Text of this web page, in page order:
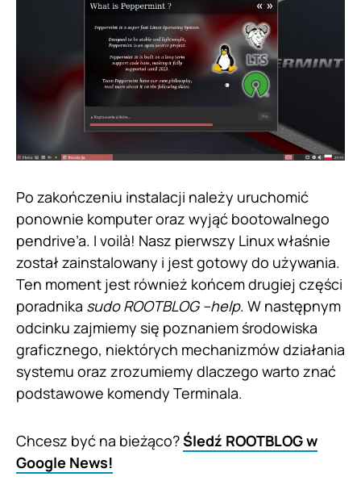
Po zakończeniu instalacji należy uruchomić
ponownie komputer oraz wyjąć bootowalnego
pendrive’a. I voilà! Nasz pierwszy Linux właśnie
został zainstalowany i jest gotowy do używania.
Ten moment jest również końcem drugiej części
poradnika sudo ROOTBLOG –help. W następnym
odcinku zajmiemy się poznaniem środowiska
graficznego, niektórych mechanizmów działania
systemu oraz zrozumiemy dlaczego warto znać
podstawowe komendy Terminala.
Chcesz być na bieżąco?Śledź ROOTBLOG w
Google News!